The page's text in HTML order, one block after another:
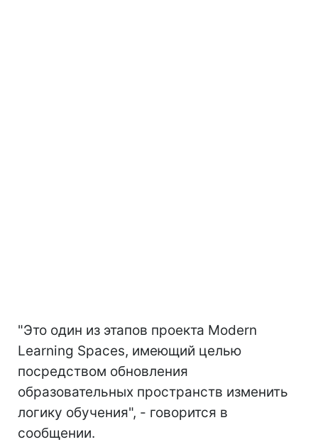
"Это один из этапов проекта Modern
Learning Spaces, имеющий целью
посредством обновления
образовательных пространств изменить
логику обучения", - говорится в
сообщении.